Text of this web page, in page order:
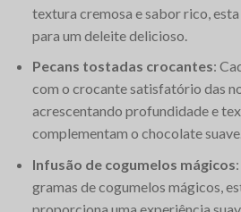
textura cremosa e sabor rico,
para um deleite delicioso.
Pecans tostadas crocantes:
com o crocante satisfatório das
acrescentando profundidade e
complementam o chocolate
Infusão de cogumelos mágicos
gramas de cogumelos mágicos,
proporciona uma experiência